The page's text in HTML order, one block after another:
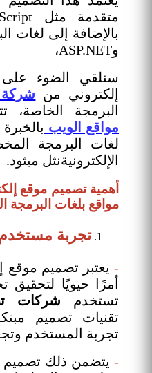
وASP.NET،
سنلقي الضوء
إلكتروني من شركة
البرمجة الخاصة،
مواقع الويب ب
لغات البرمجة
الإلكترونيةنثل ميثود.
أهمية تصميم موقع
مواقع بلغات البرمجة
تجربة
- يعتبر تصميم
أمرًا حيويًا
تستخدم شركات
تقنيات تصميم
تجربة المستخدم
- يتضمن ذلك تصميم